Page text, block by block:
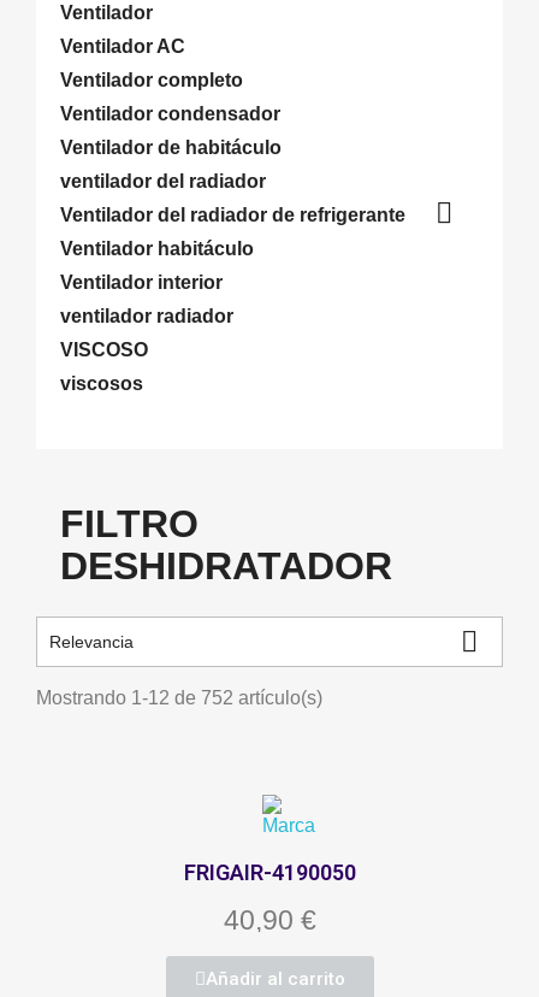
Ventilador
Ventilador AC
Ventilador completo
Ventilador condensador
Ventilador de habitáculo
ventilador del radiador
Ventilador del radiador de refrigerante

Ventilador habitáculo
Ventilador interior
ventilador radiador
VISCOSO
viscosos
FILTRO
DESHIDRATADOR
Relevancia 
Mostrando 1-12 de 752 artículo(s)
FRIGAIR-4190050
40,90 €
Añadir al carrito